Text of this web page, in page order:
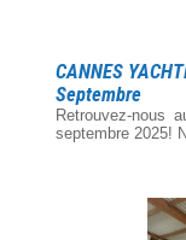
CANNES
Septembre
Retrouvez-nous
septembre 2025!